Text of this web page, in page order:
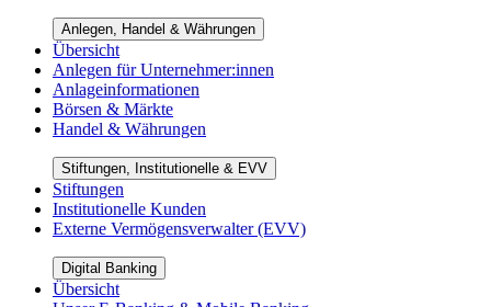
Anlegen, Handel & Währungen
Übersicht
Anlegen für Unternehmer:innen
Anlageinformationen
Börsen & Märkte
Handel & Währungen
Stiftungen, Institutionelle & EVV
Stiftungen
Institutionelle Kunden
Externe Vermögensverwalter (EVV)
Digital Banking
Übersicht